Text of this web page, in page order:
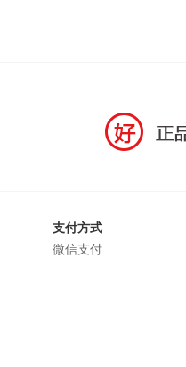
支付方式
微信支付